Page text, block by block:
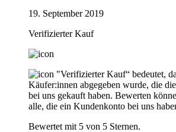
19. September 2019
Verifizierter Kauf
"Verifizierter Kauf“ bedeutet,
Käufer:innen abgegeben wurde, die
bei uns gekauft haben. Bewerten
alle, die ein Kundenkonto bei uns
Bewertet mit 5 von 5 Sternen.